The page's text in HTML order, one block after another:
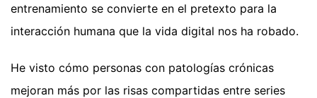
entrenamiento se convierte en el pretexto para la
interacción humana que la vida digital nos ha robado.
He visto cómo personas con patologías crónicas
mejoran más por las risas compartidas entre series